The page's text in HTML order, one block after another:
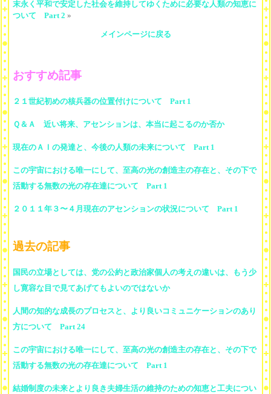
末永く平和で安定した社会を維持してゆくために必要な人類の知恵に
ついて Part 2 »
メインページに戻る
おすすめ記事
２１世紀初めの核兵器の位置付けについて Part 1
Ｑ＆Ａ 近い将来、アセンションは、本当に起こるのか否か
現在のＡＩの発達と、今後の人類の未来について Part 1
この宇宙における唯一にして、至高の光の創造主の存在と、その下で
活動する無数の光の存在達について Part 1
２０１１年３〜４月現在のアセンションの状況について Part 1
過去の記事
国民の立場としては、党の公約と政治家個人の考えの違いは、もう少
し寛容な目で見てあげてもよいのではないか
人間の知的な成長のプロセスと、より良いコミュニケーションのあり
方について Part 24
この宇宙における唯一にして、至高の光の創造主の存在と、その下で
活動する無数の光の存在達について Part 1
結婚制度の未来とより良き夫婦生活の維持のための知恵と工夫につい